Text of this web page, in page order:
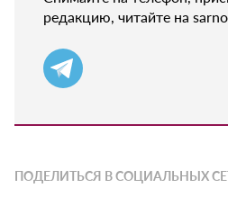
редакцию, читайте на
ПОДЕЛИТЬСЯ В СОЦИАЛЬНЫХ